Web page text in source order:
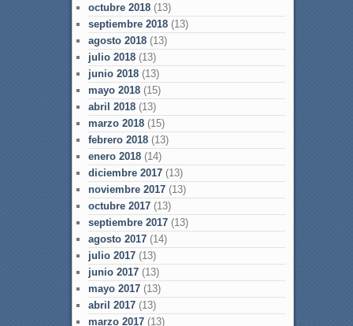
octubre 2018(13)
septiembre 2018(13)
agosto 2018(13)
julio 2018(13)
junio 2018(13)
mayo 2018(15)
abril 2018(13)
marzo 2018(15)
febrero 2018(13)
enero 2018(14)
diciembre 2017(13)
noviembre 2017(13)
octubre 2017(13)
septiembre 2017(13)
agosto 2017(14)
julio 2017(13)
junio 2017(13)
mayo 2017(13)
abril 2017(13)
marzo 2017(13)